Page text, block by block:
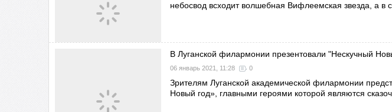
небосвод всходит волшебная Вифлеемская звезда, а в
В Луганской филармонии презентовали "Нескучный
06 январь 2021, 11:28 0
Зрителям Луганской академической филармонии
Новый год», главными героями которой являются